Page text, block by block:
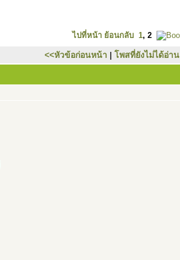
ไปที่หน้า ย้อนกลับ 1, 2
<<หัวข้อก่อนหน้า | โพสที่ยังไม่ได้อ่าน